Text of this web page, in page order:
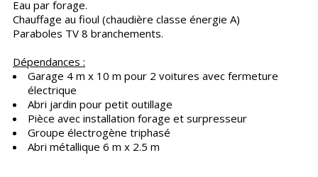
Eau par forage.
Chauffage au fioul (chaudière classe énergie A)
Paraboles TV 8 branchements.
Dépendances :
Garage 4 m x 10 m pour 2 voitures avec fermeture
électrique
Abri jardin pour petit outillage
Pièce avec installation forage et surpresseur
Groupe électrogène triphasé
Abri métallique 6 m x 2.5 m